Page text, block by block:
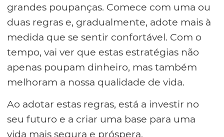
grandes poupanças. Comece com uma ou
duas regras e, gradualmente, adote mais à
medida que se sentir confortável. Com o
tempo, vai ver que estas estratégias não
apenas poupam dinheiro, mas também
melhoram a nossa qualidade de vida.
Ao adotar estas regras, está a investir no
seu futuro e a criar uma base para uma
vida mais segura e próspera.